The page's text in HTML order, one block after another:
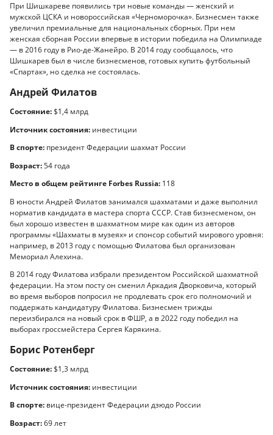
При Шишкареве появились три новые команды — женский и
мужской ЦСКА и новороссийская «Черноморочка». Бизнесмен также
увеличил премиальные для национальных сборных. При нем
женская сборная России впервые в истории победила на Олимпиаде
— в 2016 году в Рио-де-Жанейро. В 2014 году сообщалось, что
Шишкарев был в числе бизнесменов, готовых купить футбольный
«Спартак», но сделка не состоялась.
Андрей Филатов
Состояние:$1,4 млрд
Источник состояния: инвестиции
В спорте: президент Федерации шахмат России
Возраст:54 года
Место в общем рейтинге Forbes Russia: 118
В юности Андрей Филатов занимался шахматами и даже выполнил
норматив кандидата в мастера спорта СССР. Став бизнесменом, он
был хорошо известен в шахматном мире как один из авторов
программы «Шахматы в музеях» и спонсор событий мирового уровня:
например, в 2013 году с помощью Филатова был организован
Мемориал Алехина.
В 2014 году Филатова избрали президентом Российской шахматной
федерации. На этом посту он сменил Аркадия Дворковича, который
во время выборов попросил не продлевать срок его полномочий и
поддержать кандидатуру Филатова. Бизнесмен трижды
переизбирался на новый срок в ФШР, а в 2022 году победил на
выборах гроссмейстера Сергея Карякина.
Борис Ротенберг
Состояние:$1,3 млрд
Источник состояния: инвестиции
В спорте: вице-президент Федерации дзюдо России
Возраст:69 лет